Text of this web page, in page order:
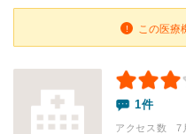
この医療
1件
アクセス数 7